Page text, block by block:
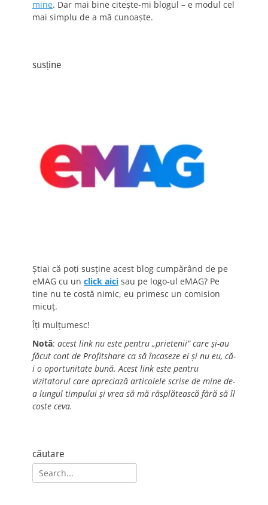
mine. Dar mai bine citește-mi blogul – e modul cel
mai simplu de a mă cunoaște.
susține
Știai că poți susține acest blog cumpărând de pe
eMAG cu un click aici sau pe logo-ul eMAG? Pe
tine nu te costă nimic, eu primesc un comision
micuț.
Îți mulțumesc!
Notă: acest link nu este pentru „prietenii” care și-au
făcut cont de Profitshare ca să încaseze ei și nu eu, că-
i o oportunitate bună. Acest link este pentru
vizitatorul care apreciază articolele scrise de mine de-
a lungul timpului și vrea să mă răsplătească fără să îl
coste ceva.
căutare
Search
for: